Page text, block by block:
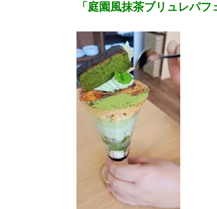
「庭園風抹茶ブリュレパフ